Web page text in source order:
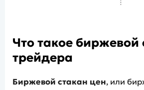
Что такое биржевой
трейдера
Биржевой стакан цен, или